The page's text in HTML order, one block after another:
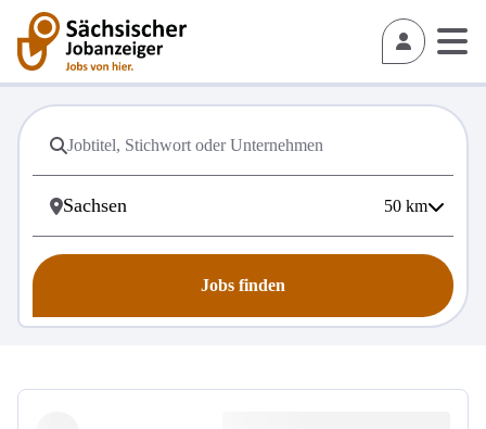
50 km
Jobs finden